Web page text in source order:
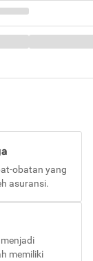
obatan yang
asuransi.
memiliki